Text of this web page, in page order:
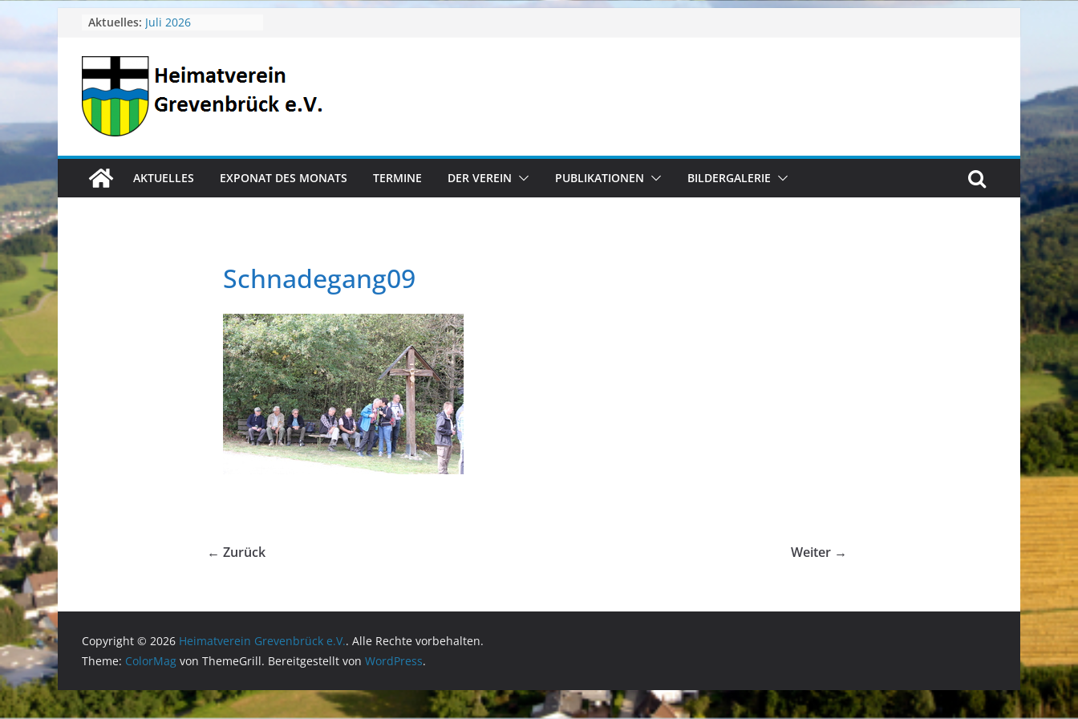
springen
Aktuelles:
April 2026
Juli 2026
Mai 2026
Heimatverein aktuell
AKTUELLES EXPONAT DES MONATS TERMINE DER VEREIN PUBLIKATIONEN BILDERGALERIE
Schnadegang09
← Zurück Weiter →
Copyright © 2026 Heimatverein Grevenbrück e.V.. Alle Rechte vorbehalten.
Theme: ColorMag von ThemeGrill. Bereitgestellt von WordPress.